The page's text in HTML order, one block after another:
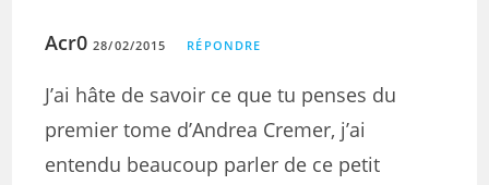
Acr0 28/02/2015 RÉPONDRE
J’ai hâte de savoir ce que tu penses du
premier tome d’Andrea Cremer, j’ai
entendu beaucoup parler de ce petit